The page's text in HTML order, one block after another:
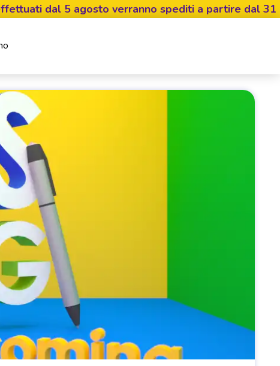
dal 5 agosto verranno spediti a partire dal 31